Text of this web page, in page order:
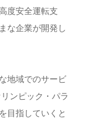
度安全運転支
な企業が開発し
地域でのサービ
ンピック・パラ
目指していくと